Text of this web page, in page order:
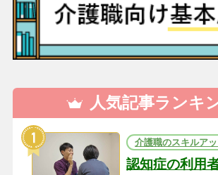
人気記事ランキ
介護職のスキルア
認知症の利用